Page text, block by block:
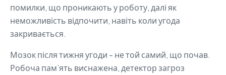
помилки, що проникають у роботу, далі як
неможливість відпочити, навіть коли угода
закривається.
Мозок після тижня угоди - не той самий, що почав.
Робоча пам’ять виснажена, детектор загроз